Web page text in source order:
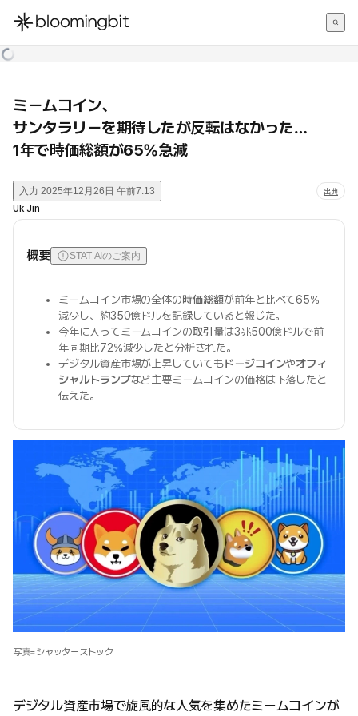
한국어
ミームコイン、
サンタラリーを期待したが反転はなかった…
1年で時価総額が65%急減
入力 2025年12月26日 午前7:13 出典
Uk Jin
概要 STAT AIのご案内
ミームコイン市場の全体の時価総額が前年と比べて65%
減少し、約350億ドルを記録していると報じた。
今年に入ってミームコインの取引量は3兆500億ドルで前
年同期比72%減少したと分析された。
デジタル資産市場が上昇していてもドージコインやオフィ
シャルトランプなど主要ミームコインの価格は下落したと
伝えた。
写真=シャッターストック
デジタル資産市場で旋風的な人気を集めたミームコインが